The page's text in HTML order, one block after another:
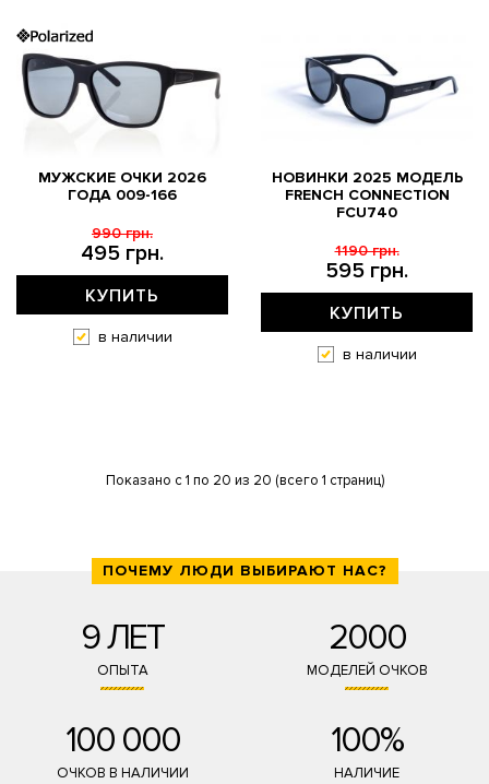
МУЖСКИЕ ОЧКИ 2026
ГОДА 009-166
495 грн.
990 грн.
КУПИТЬ
в наличии
НОВИНКИ 2025 МОДЕЛЬ
FRENCH CONNECTION
FCU740
595 грн.
1190 грн.
КУПИТЬ
в наличии
Показано с 1 по 20 из 20 (всего 1 страниц)
ПОЧЕМУ ЛЮДИ ВЫБИРАЮТ НАС?
9 ЛЕТ
ОПЫТА
2000
МОДЕЛЕЙ ОЧКОВ
100 000
ОЧКОВ В НАЛИЧИИ
100%
НАЛИЧИЕ